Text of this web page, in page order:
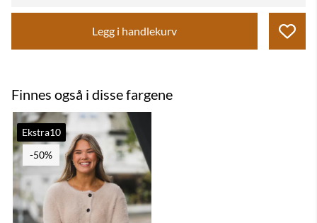
Legg i handlekurv
Finnes også i disse fargene
Ekstra10
-50%